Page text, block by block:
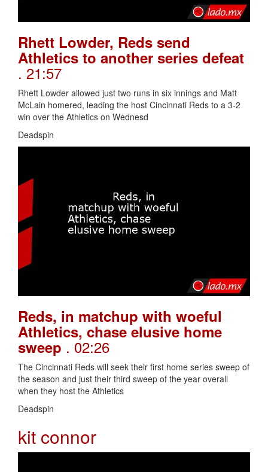
Rhett Lowder, Reds send
Athletics to another series defeat
. 21:57
Rhett Lowder allowed just two runs in six innings and Matt
McLain homered, leading the host Cincinnati Reds to a 3-2
win over the Athletics on Wednesd
Deadspin
Reds, in matchup with woeful
Athletics, chase elusive home
sweep . 02:26
The Cincinnati Reds will seek their first home series sweep of
the season and just their third sweep of the year overall
when they host the Athletics
Deadspin
kit connor